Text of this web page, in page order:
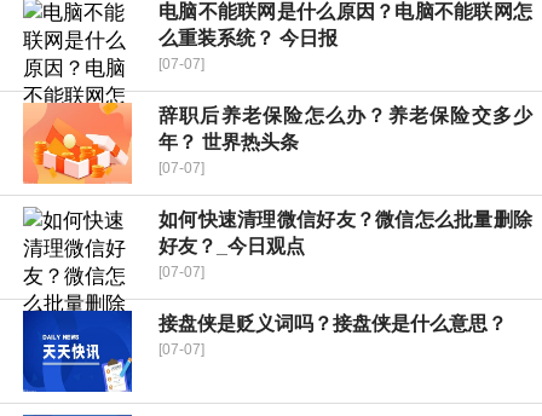
电脑不能联网是什么原因？电脑不能联网怎
么重装系统？ 今日报
[07-07]
辞职后养老保险怎么办？养老保险交多少
年？ 世界热头条
[07-07]
如何快速清理微信好友？微信怎么批量删除
好友？_今日观点
[07-07]
接盘侠是贬义词吗？接盘侠是什么意思？
[07-07]